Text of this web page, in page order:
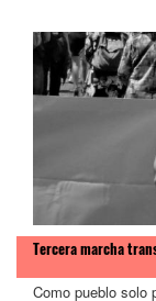
Tercera marcha
Como pueblo solo